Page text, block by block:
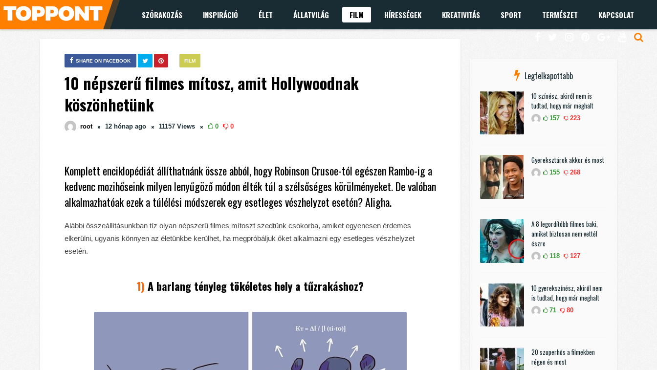
SZÓRAKOZÁS INSPIRÁCIÓ ÉLET ÁLLATVILÁG FILM HÍRESSÉGEK KREATIVITÁS SPORT TERMÉSZET KAPCSOLAT
FILM
SHARE ON FACEBOOK
10 népszerű filmes mítosz, amit Hollywoodnak
köszönhetünk
root 12 hónap ago 11157 Views 0 0
Komplett enciklopédiát állíthatnánk össze abból, hogy Robinson Crusoe-tól egészen Rambo-ig a
kedvenc mozihőseink milyen lenyűgöző módon élték túl a szélsőséges körülményeket. De valóban
alkalmazhatóak ezek a túlélési módszerek egy esetleges vészhelyzet esetén? Aligha.
Alábbi összeállításunkban tíz olyan népszerű filmes mítoszt szedtünk csokorba, amiket egyenesen érdemes
elkerülni, ugyanis könnyen az életünkbe kerülhet, ha megpróbáljuk őket alkalmazni egy esetleges vészhelyzet
esetén.
1) A barlang tényleg tökéletes hely a tűzrakáshoz?
Legfelkapottabb
10 színész, akiről nem is
tudtad, hogy már meghalt
157 223
Gyereksztárok akkor és most
155 268
A 8 legordítóbb filmes baki,
amiket biztosan nem vettél
észre
118 127
10 gyerekszínész, akiről nem
is tudtad, hogy már meghalt
71 80
20 szuperhős a filmekben
régen és most